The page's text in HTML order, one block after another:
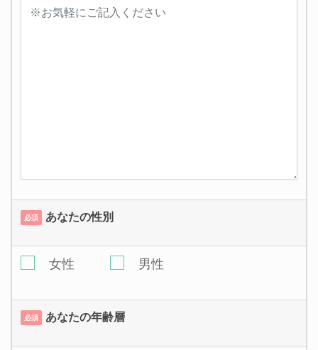
必須 あなたの性別
女性 男性
必須 あなたの年齢層